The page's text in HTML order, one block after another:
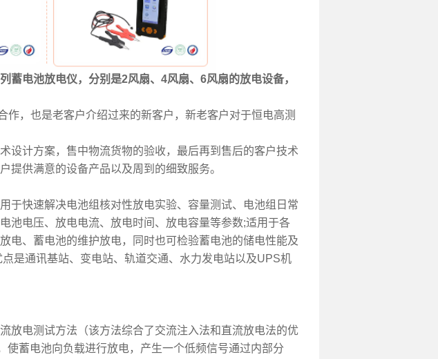
电池放电仪，分别是2风扇、4风扇、6风扇的放电设备，
，也是老客户介绍过来的新客户，新老客户对于恒电高测
设计方案，售中物流货物的验收，最后再到售后的客户技术
提供满意的设备产品以及周到的细致服务。
快速解决电池组核对性放电实验、容量测试、电池组日常
池电压、放电电流、放电时间、放电容量等参数;适用于各
电、蓄电池的维护放电，同时也可检验蓄电池的储电性能及
是通讯基站、变电站、轨道交通、水力发电站以及UPS机
电测试方法（该方法综合了交流注入法和直流放电法的优
使蓄电池向负载进行放电，产生一个低频信号通过内部分